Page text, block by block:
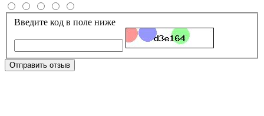
Введите код в поле ниже
Отправить отзыв